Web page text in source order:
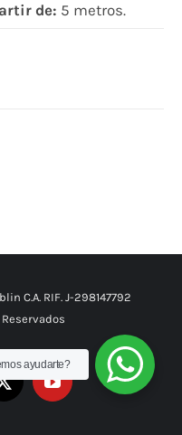
de: 5 metros.
C.A. RIF. J-298147792
X YouTube
ayudarte?